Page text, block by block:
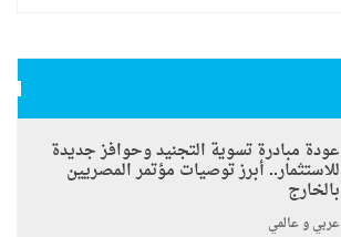
عودة مبادرة تسوية التجنيد وحوافز جديدة
للاستثمار.. أبرز توصيات مؤتمر المصريين
بالخارج
عربي و عالمي